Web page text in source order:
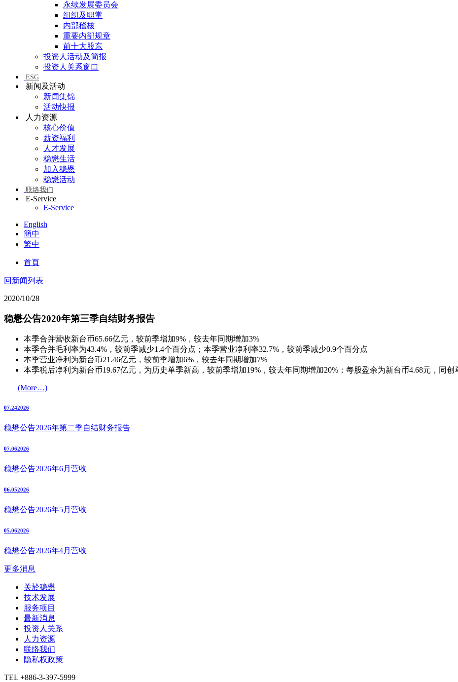
永续发展委员会
组织及职掌
内部稽核
重要内部规章
前十大股东
投资人活动及简报
投资人关系窗口
ESG
新闻及活动
新闻集锦
活动快报
人力资源
核心价值
薪资福利
人才发展
稳懋生活
加入稳懋
稳懋活动
联络我们
E-Service
E-Service
English
簡中
繁中
首頁
回新闻列表
2020/10/28
稳懋公告2020年第三季自结财务报告
本季合并营收新台币65.66亿元，较前季增加9%，较去年同期增加3%
本季合并毛利率为43.4%，较前季减少1.4个百分点；本季营业净利率32.7%，较前季减少0.9个百分点
本季营业净利为新台币21.46亿元，较前季增加6%，较去年同期增加7%
本季税后净利为新台币19.67亿元，为历史单季新高，较前季增加19%，较去年同期增加20%；每股盈余为新台币4.68元，同
(More…)
07.242026
稳懋公告2026年第二季自结财务报告
07.062026
稳懋公告2026年6月营收
06.052026
稳懋公告2026年5月营收
05.062026
稳懋公告2026年4月营收
更多消息
关於稳懋
技术发展
服务项目
最新消息
投资人关系
人力资源
联络我们
隐私权政策
TEL +886-3-397-5999